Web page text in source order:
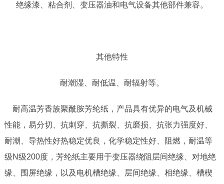
绝缘漆、粘合剂、变压器油和电气设备其他部件兼容。
其他特性
耐潮湿、耐低温、耐辐射等。
耐高温芳香族聚酰胺芳纶纸，产品具有优异的电气及机械
性能，易分切、抗刺穿、抗撕裂、抗磨损、抗张力强度好、
耐潮、导热性好热稳定优良，化学稳定性好、阻燃，耐温等
级N级200度，芳纶纸主要用于变压器绕阻层间绝缘、对地绝
缘、围屏绝缘，以及电机槽绝缘、层间绝缘、相绝缘、槽楔